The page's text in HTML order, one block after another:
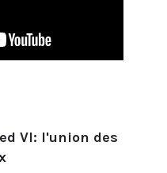
VI: l'union des